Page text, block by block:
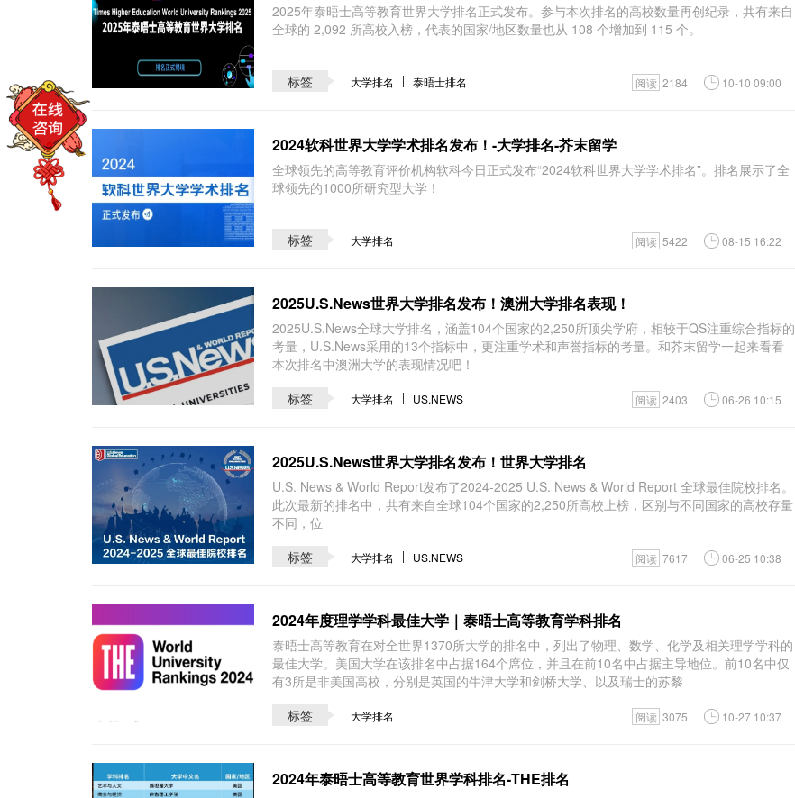
​2025年泰晤士高等教育世界大学排名正式发布。参与本次排名的高校数量再创纪录，共有来自
全球的 2,092 所高校入榜，代表的国家/地区数量也从 108 个增加到 115 个。
标签 大学排名 泰晤士排名 阅读 2184 10-10 09:00
2024软科世界大学学术排名发布！-大学排名-芥末留学
​全球领先的高等教育评价机构软科今日正式发布“2024软科世界大学学术排名”。排名展示了全
球领先的1000所研究型大学！
标签 大学排名 阅读 5422 08-15 16:22
2025U.S.News世界大学排名发布！澳洲大学排名表现！
2025U.S.News全球大学排名，涵盖104个国家的2,250所顶尖学府，相较于QS注重综合指标的
考量，U.S.News采用的13个指标中，更注重学术和声誉指标的考量。和芥末留学一起来看看
本次排名中澳洲大学的表现情况吧！
标签
大学排名 US.NEWS 阅读 2403 06-26 10:15
2025U.S.News世界大学排名发布！世界大学排名
U.S. News & World Report发布了2024-2025 U.S. News & World Report 全球最佳院校排名。
此次最新的排名中，共有来自全球104个国家的2,250所高校上榜，区别与不同国家的高校存量
不同，位
标签
大学排名 US.NEWS 阅读 7617 06-25 10:38
2024年度理学学科最佳大学｜泰晤士高等教育学科排名
泰晤士高等教育在对全世界1370所大学的排名中，列出了物理、数学、化学及相关理学学科的
最佳大学。美国大学在该排名中占据164个席位，并且在前10名中占据主导地位。前10名中仅
有3所是非美国高校，分别是英国的牛津大学和剑桥大学、以及瑞士的苏黎
标签
大学排名 阅读 3075 10-27 10:37
2024年泰晤士高等教育世界学科排名-THE排名